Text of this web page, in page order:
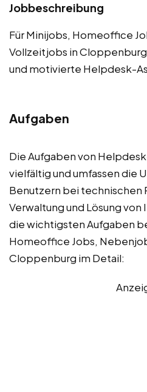
Jobbeschreibung
Für Minijobs, Homeoffice
Vollzeitjobs in
und motivierte Helpdesk-
Aufgaben
Die Aufgaben von
vielfältig und umfassen die
Benutzern bei technischen
Verwaltung und Lösung von
die wichtigsten Aufgaben
Homeoffice Jobs,
Cloppenburg im Detail: